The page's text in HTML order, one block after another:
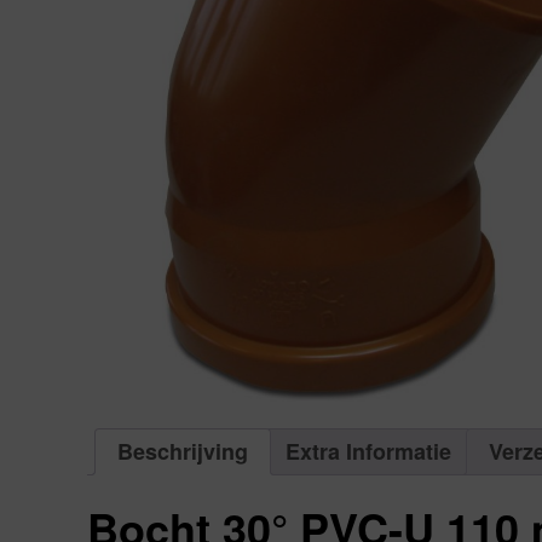
Beschrijving Extra Informatie
Bocht 30° PVC-U